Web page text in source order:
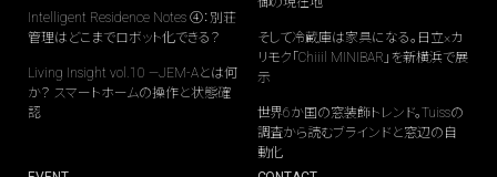
Intelligent Residence Notes ④：別荘
管理はどこまでロボット化できる？
Living Insight vol.10 —JEM-Aとは何
か？ スマートホームの操作と状態確
認
そして冷蔵庫は家具になる。日立×カ
リモク「Chiiil MINIBAR」を新横浜で展
示
世界6か国の窓装飾トレンド。Tuissの
調査から読むブラインドと窓辺の自
動化